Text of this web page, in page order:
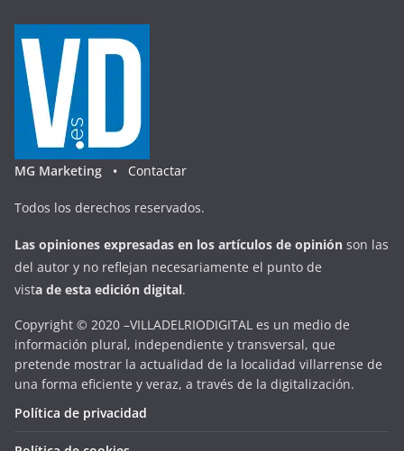
MG Marketing • Contactar
Todos los derechos reservados.
Las opiniones expresadas en los artículos de opinión son las
del autor y no reflejan necesariamente el punto de
vista de esta edición digital.
Copyright © 2020 –VILLADELRIODIGITAL es un medio de
información plural, independiente y transversal, que
pretende mostrar la actualidad de la localidad villarrense de
una forma eficiente y veraz, a través de la digitalización.
Política de privacidad